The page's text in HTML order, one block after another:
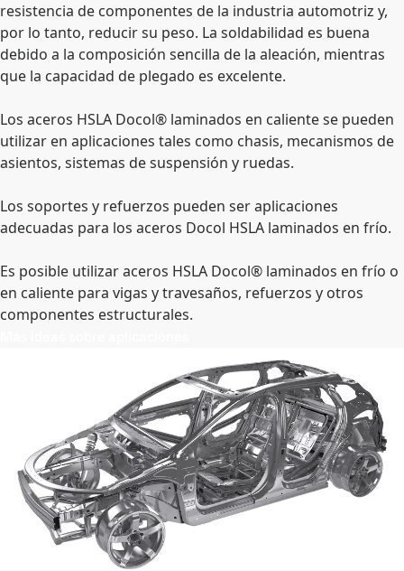
resistencia de componentes de la industria automotriz y,
por lo tanto, reducir su peso. La soldabilidad es buena
debido a la composición sencilla de la aleación, mientras
que la capacidad de plegado es excelente.
Los aceros HSLA Docol® laminados en caliente se pueden
utilizar en aplicaciones tales como chasis, mecanismos de
asientos, sistemas de suspensión y ruedas.
Los soportes y refuerzos pueden ser aplicaciones
adecuadas para los aceros Docol HSLA laminados en frío.
Es posible utilizar aceros HSLA Docol® laminados en frío o
en caliente para vigas y travesaños, refuerzos y otros
componentes estructurales.